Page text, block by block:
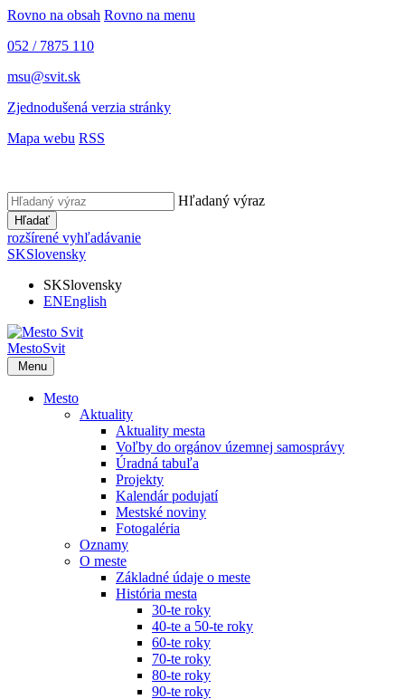
Rovno na obsah Rovno na menu
052 / 7875 110
msu@svit.sk
Zjednodušená verzia stránky
Mapa webu RSS
Hľadaný výraz
Hľadať
rozšírené vyhľadávanie
SKSlovensky
SKSlovensky
ENEnglish
MestoSvit
Menu
Mesto
Aktuality
Aktuality mesta
Voľby do orgánov územnej samosprávy
Úradná tabuľa
Projekty
Kalendár podujatí
Mestské noviny
Fotogaléria
Oznamy
O meste
Základné údaje o meste
História mesta
30-te roky
40-te a 50-te roky
60-te roky
70-te roky
80-te roky
90-te roky